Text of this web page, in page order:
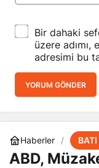
Bir dahaki
üzere
adresimi bu
YORUM GÖNDER
Haberler
ABD,